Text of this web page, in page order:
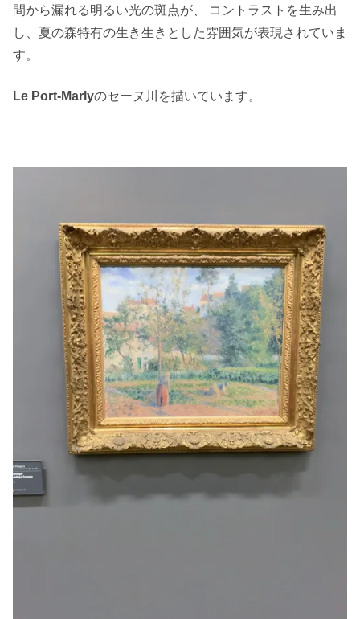
間から漏れる明るい光の斑点が、 コントラストを生み出
し、夏の森特有の生き生きとした雰囲気が表現されていま
す。
Le Port-Marlyのセーヌ川を描いています。